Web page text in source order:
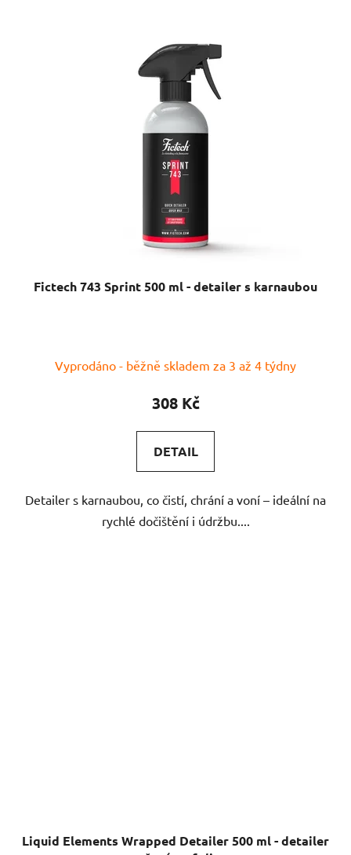
Fictech 743 Sprint 500 ml - detailer s karnaubou
Vyprodáno - běžně skladem za 3 až 4 týdny
308 Kč
DETAIL
Detailer s karnaubou, co čistí, chrání a voní – ideální na
rychlé dočištění i údržbu....
Liquid Elements Wrapped Detailer 500 ml - detailer